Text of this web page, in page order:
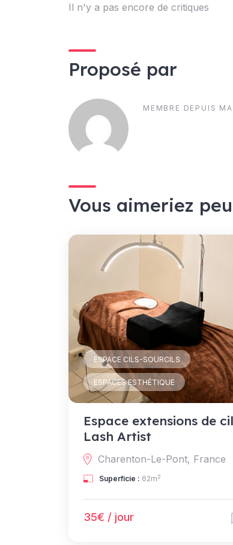
Il n'y a pas encore de critiques
Proposé par
MEMBRE DEPUIS
Vous aimeriez
ESPACE CILS-SOURCILS
ESPACES ESTHÉTIQUE
Espace extensions de
Lash Artist
Charenton-Le-Pont, France
Superficie : 62m2
35€ / jour